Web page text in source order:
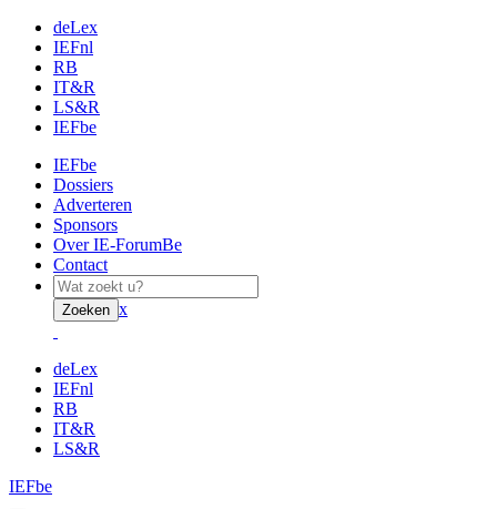
deLex
IEFnl
RB
IT&R
LS&R
IEFbe
IEFbe
Dossiers
Adverteren
Sponsors
Over IE-ForumBe
Contact
Zoeken x
deLex
IEFnl
RB
IT&R
LS&R
IEFbe